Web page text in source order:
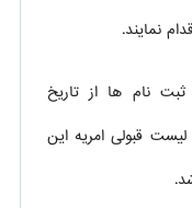
نمایند.
نام ها از تاریخ
07/10 می باشد و لیست قبولی امریه این